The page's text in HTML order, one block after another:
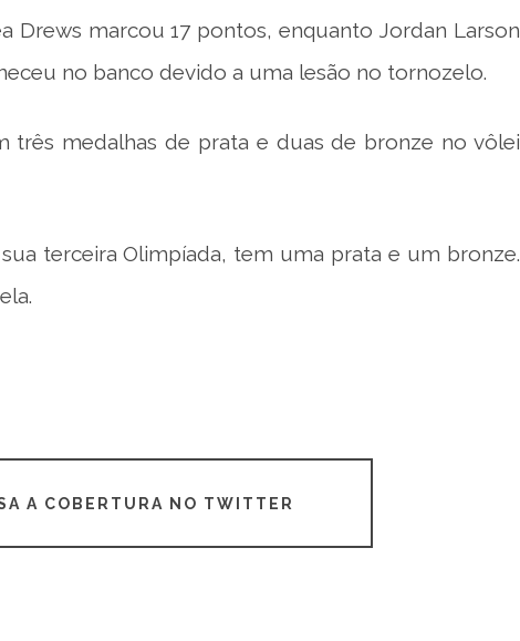
Drews marcou 17 pontos, enquanto Jordan Larson
no banco devido a uma lesão no tornozelo.
três medalhas de prata e duas de bronze no vôlei
terceira Olimpíada, tem uma prata e um bronze.
A COBERTURA NO TWITTER